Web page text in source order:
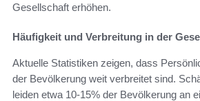
Gesellschaft erhöhen.
Häufigkeit und Verbreitung in der
Aktuelle Statistiken zeigen, dass
der Bevölkerung weit verbreitet sind.
leiden etwa 10-15% der Bevölkerung an